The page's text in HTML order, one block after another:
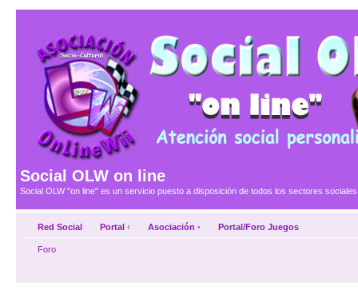
Social OLW on line
Social OLW "on line" es un servicio puesto a disposición de todos los sectores
Red Social Portal ‹ Asociación • Portal/Foro Juegos
Foro